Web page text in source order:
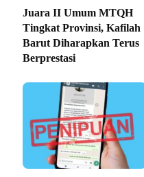
Juara II Umum MTQH
Tingkat Provinsi, Kafilah
Barut Diharapkan Terus
Berprestasi